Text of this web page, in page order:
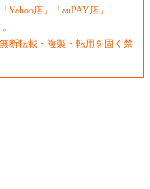
店」「auPAY店」
断転載・複製・転用を固く禁